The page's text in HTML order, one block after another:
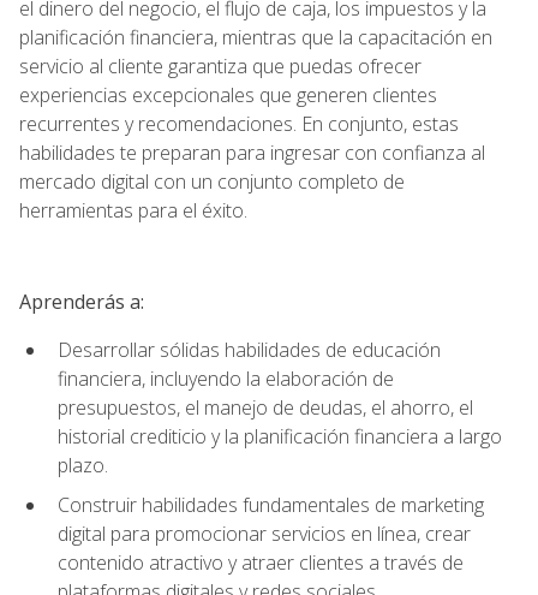
el dinero del negocio, el flujo de caja, los impuestos y la
planificación financiera, mientras que la capacitación en
servicio al cliente garantiza que puedas ofrecer
experiencias excepcionales que generen clientes
recurrentes y recomendaciones. En conjunto, estas
habilidades te preparan para ingresar con confianza al
mercado digital con un conjunto completo de
herramientas para el éxito.
Aprenderás a:
Desarrollar sólidas habilidades de educación
financiera, incluyendo la elaboración de
presupuestos, el manejo de deudas, el ahorro, el
historial crediticio y la planificación financiera a largo
plazo.
Construir habilidades fundamentales de marketing
digital para promocionar servicios en línea, crear
contenido atractivo y atraer clientes a través de